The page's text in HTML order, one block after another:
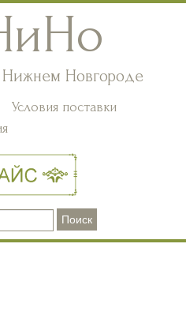
Новгороде
Условия поставки